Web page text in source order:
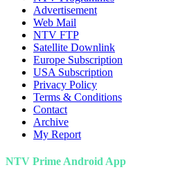
Advertisement
Web Mail
NTV FTP
Satellite Downlink
Europe Subscription
USA Subscription
Privacy Policy
Terms & Conditions
Contact
Archive
My Report
NTV Prime Android App